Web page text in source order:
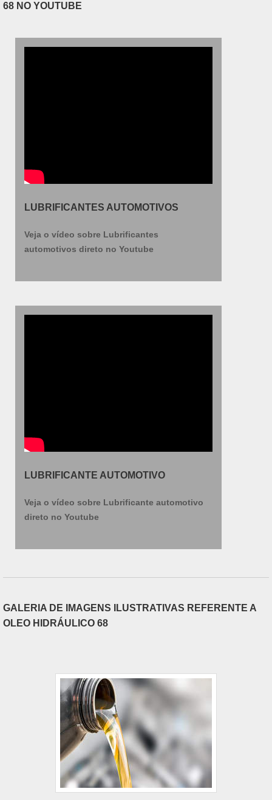
68 NO YOUTUBE
LUBRIFICANTES AUTOMOTIVOS
Veja o vídeo sobre Lubrificantes
automotivos direto no Youtube
LUBRIFICANTE AUTOMOTIVO
Veja o vídeo sobre Lubrificante automotivo
direto no Youtube
GALERIA DE IMAGENS ILUSTRATIVAS REFERENTE A
OLEO HIDRÁULICO 68